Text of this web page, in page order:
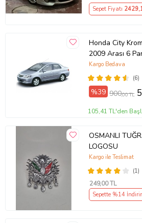
Sepet Fiyatı 2429
Honda City
2009 Arası 6
(6)
Kargo Bedava
%39 900,00 TL
105,41 TL'den
OSMANLI
LOGOSU
(1)
Kargo ile Teslimat
249,00 TL
Sepette %14